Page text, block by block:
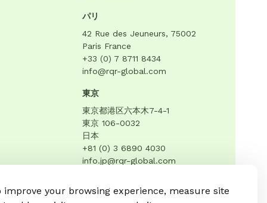
improve your browsing experience, measure site
パリ
42 Rue des Jeuneurs, 75002
Paris France
+33 (0) 7 8711 8434
info@rqr-global.com
東京
東京都港区六本木7-4-1
東京 106-0032
日本
+81 (0) 3 6890 4030
info.jp@rqr-global.com